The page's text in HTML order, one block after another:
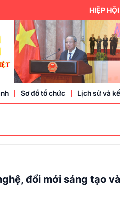
HIỆP HỘI
Sơ đồ tổ chức Lịch sử và
đổi mới sáng tạo